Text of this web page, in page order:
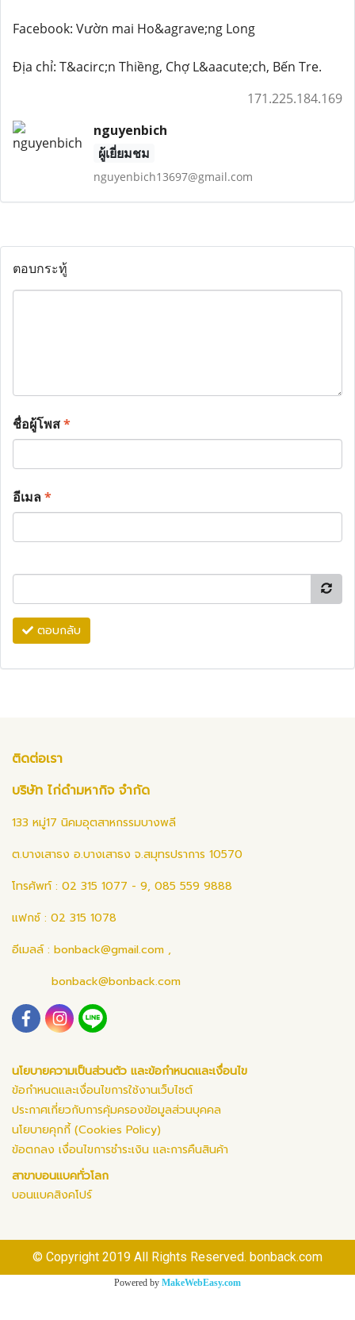
Facebook: Vườn mai Ho&agrave;ng Long
Địa chỉ: T&acirc;n Thiềng, Chợ L&aacute;ch, Bến Tre.
171.225.184.169
nguyenbich
ผู้เยี่ยมชม
nguyenbich13697@gmail.com
ตอบกระทู้
ชื่อผู้โพส*
อีเมล*
ตอบกลับ
ติดต่อเรา
บริษัท ไก่ดำมหากิจ จำกัด
133 หมู่17 นิคมอุตสาหกรรมบางพลี
ต.บางเสาธง อ.บางเสาธง จ.สมุทรปราการ 10570
โทรศัพท์ : 02 315 1077 - 9, 085 559 9888
แฟกซ์ : 02 315 1078
อีเมลล์ : bonback@gmail.com ,
bonback@bonback.com
นโยบายความเป็นส่วนตัว และข้อกำหนดและเงื่อนไข
ข้อกำหนดและเงื่อนไขการใช้งานเว็บไซต์
ประกาศเกี่ยวกับการคุ้มครองข้อมูลส่วนบุคคล
นโยบายคุกกี้ (Cookies Policy)
ข้อตกลง เงื่อนไขการชำระเงิน และการคืนสินค้า
สาขาบอนแบคทั่วโลก
บอนแบคสิงคโปร์
© Copyright 2019 All Rights Reserved. bonback.com
Powered by MakeWebEasy.com